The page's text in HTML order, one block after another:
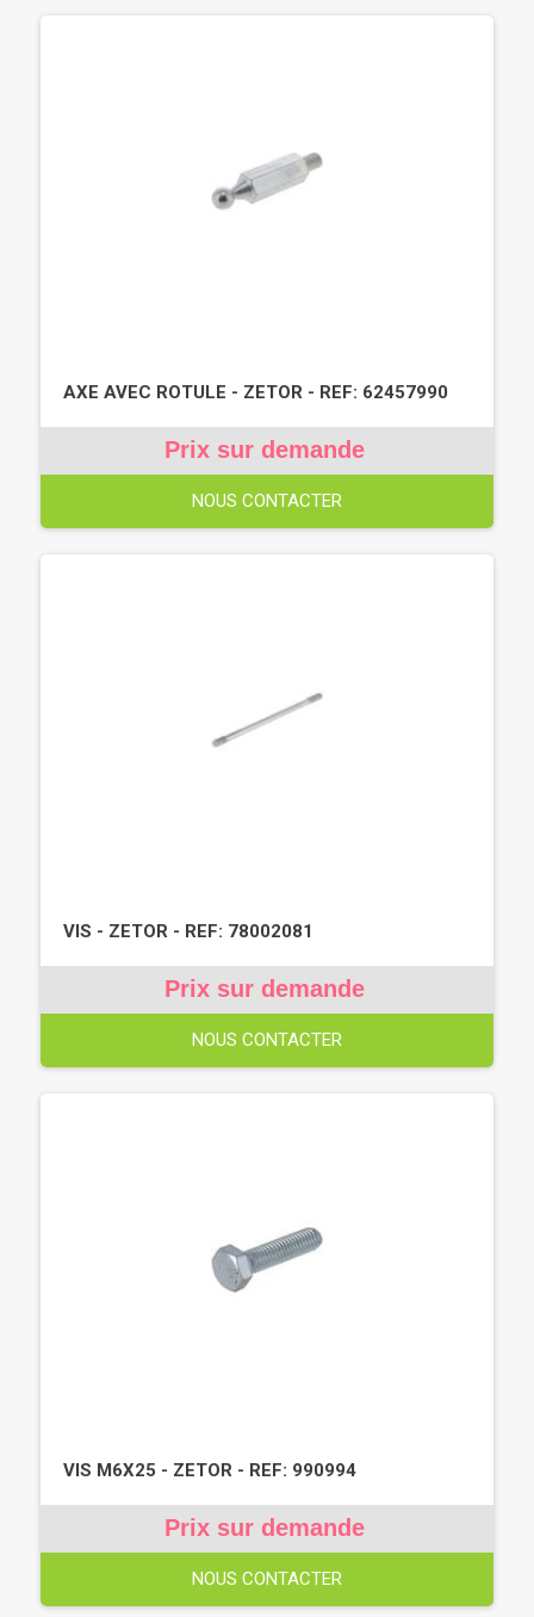
AXE AVEC ROTULE - ZETOR - REF: 62457990
Prix sur demande
NOUS CONTACTER
VIS - ZETOR - REF: 78002081
Prix sur demande
NOUS CONTACTER
VIS M6X25 - ZETOR - REF: 990994
Prix sur demande
NOUS CONTACTER